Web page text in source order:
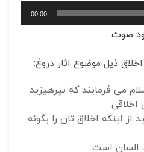
00:00
صوت
ذیل موضوع اثار دروغ:
می فرمایند که بپرهیزید
اخلاقی
اینکه اخلاق تان را بگونه
السان است.